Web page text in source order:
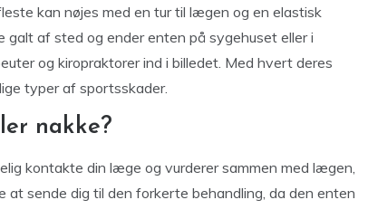
kan nøjes med en tur til lægen og en elastisk
galt af sted og ender enten på sygehuset eller i
og kiropraktorer ind i billedet. Med hvert deres
typer af sportsskader.
nakke?
kontakte din læge og vurderer sammen med lægen,
sende dig til den forkerte behandling, da den enten